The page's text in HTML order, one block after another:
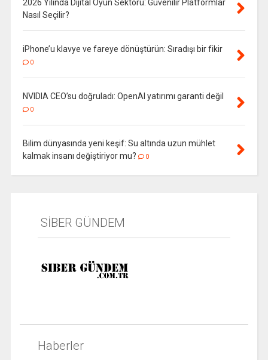
2026 Yılında Dijital Oyun Sektörü: Güvenilir Platformlar
Nasıl Seçilir?
iPhone’u klavye ve fareye dönüştürün: Sıradışı bir fikir
0
NVIDIA CEO’su doğruladı: OpenAI yatırımı garanti değil
0
Bilim dünyasında yeni keşif: Su altında uzun mühlet
kalmak insanı değiştiriyor mu?
0
SİBER GÜNDEM
Haberler